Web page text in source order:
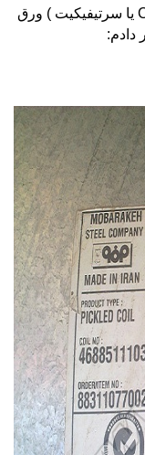
در ادامه تصاویری از شناسنامه (Certificate یا سرتیفیکیت ) ورق
دادم: